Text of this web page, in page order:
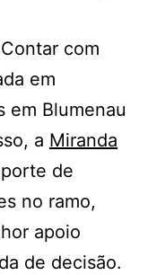
Contar com
em
em Blumenau
a Miranda
de
no ramo,
apoio
de decisão.